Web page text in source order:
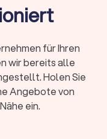
identifizieren und
Dies führt nicht
in
für Ihren
wir bereits alle
Holen Sie
Angebote von
ein.